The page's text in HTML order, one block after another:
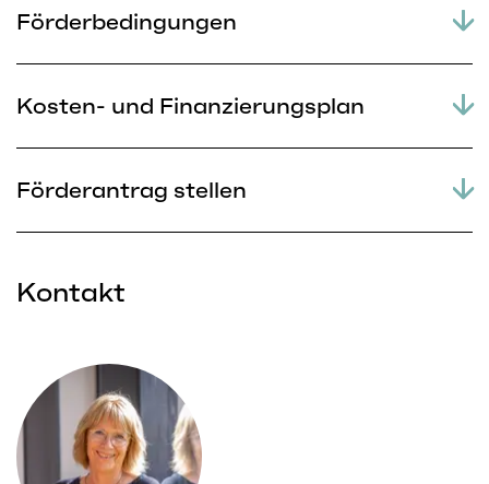
Förderbedingungen
Kosten- und Finanzierungsplan
Förderantrag stellen
Kontakt